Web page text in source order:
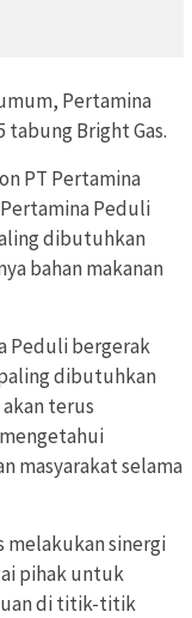
Pertamina
Bright Gas.
PT Pertamina
Peduli
dibutuhkan
bahan makanan
Peduli bergerak
dibutuhkan
terus
masyarakat selama
melakukan sinergi
pihak untuk
di titik-titik